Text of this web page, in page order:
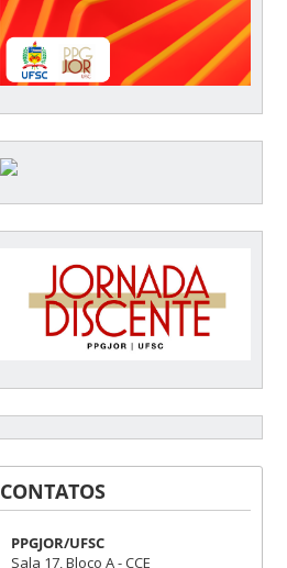
CONTATOS
PPGJOR/UFSC
Sala 17, Bloco A - CCE